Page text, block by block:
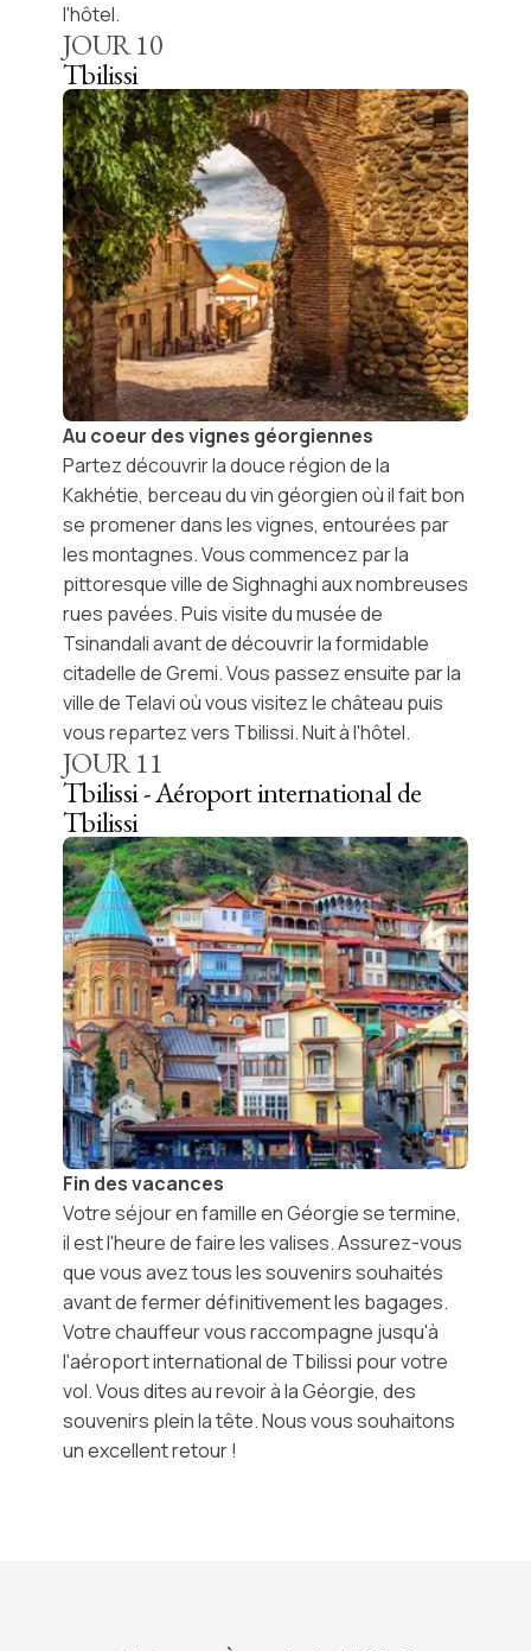
l'hôtel.
JOUR10
Tbilissi
Au coeur des vignes géorgiennes
Partez découvrir la doucerégion de la
Kakhétie, berceau du vin géorgien où il fait bon
se promener dans les vignes, entourées par
les montagnes. Vous commencez par la
pittoresque ville deSighnaghiaux nombreuses
rues pavées. Puis visite dumusée de
Tsinandaliavant de découvrir la formidable
citadellede Gremi.Vous passez ensuite par la
ville de Telavioù vous visitez le château puis
vous repartez vers Tbilissi. Nuit à l'hôtel.
JOUR11
Tbilissi - Aéroport international de
Tbilissi
Fin des vacances
Votreséjour en famille en Géorgiese termine,
il est l'heure de faire les valises. Assurez-vous
que vous avez tous les souvenirs souhaités
avant de fermer définitivement les bagages.
Votre chauffeur vous raccompagne jusqu'à
l'aéroport international de Tbilissi pour votre
vol. Vous dites au revoir à la Géorgie, des
souvenirs plein la tête. Nous vous souhaitons
un excellent retour !